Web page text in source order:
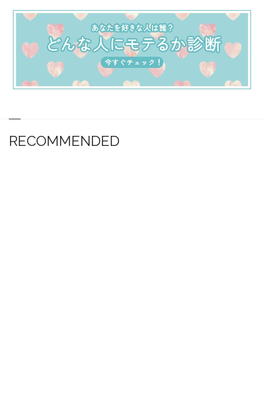
RECOMMENDED